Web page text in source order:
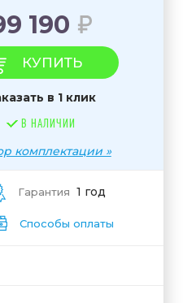
190
КУПИТЬ
в 1 клик
В НАЛИЧИИ
комплектации »
Гарантия 1 год
Способы оплаты